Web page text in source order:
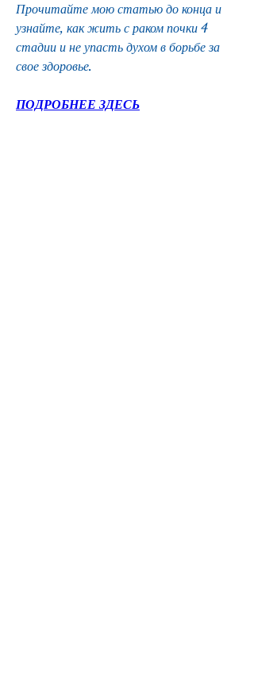
Прочитайте мою статью до конца и
узнайте, как жить с раком почки 4
стадии и не упасть духом в борьбе за
свое здоровье.
ПОДРОБНЕЕ ЗДЕСЬ